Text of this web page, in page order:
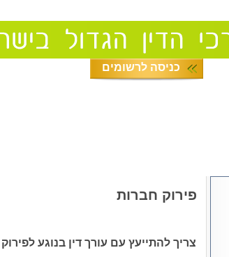
כניסה לרשומים
פירוק חברות
צריך להתייעץ עם עורך דין בנוגע